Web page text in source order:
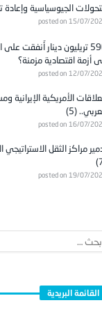
الجيوسياسية وإعادة
posted on 15/07/
596 تريليون دينار أُنفقت
أزمة اقتصادية مزمنة؟
posted on 12/07/
الأمريكية الإيرانية
(5)
posted on 16/07/
مراكز الثقل
posted on 19/07/
القائمة البريدية